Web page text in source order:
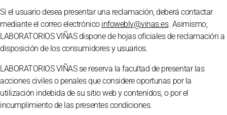
Si el usuario desea presentar una reclamación, deberá contactar
mediante el correo electrónico infoweblv@vinas.es. Asimismo,
LABORATORIOS VIÑAS dispone de hojas oficiales de reclamación a
disposición de los consumidores y usuarios.
LABORATORIOS VIÑAS se reserva la facultad de presentar las
acciones civiles o penales que considere oportunas por la
utilización indebida de su sitio web y contenidos, o por el
incumplimiento de las presentes condiciones.